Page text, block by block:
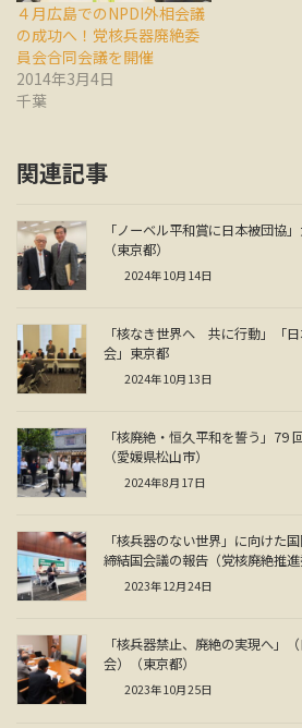
４月広島でのNPDI外相会議
の成功へ！党核兵器廃絶委
員会合同会議を開催
2014年3月4日
千葉
関連記事
「ノーベル平和賞に日本被団協
（東京都）
2024年10月14日
「核なき世界へ 共に行動」「
会」東京都
2024年10月13日
「核廃絶・恒久平和を誓う」79
（愛媛県松山市）
2024年8月17日
「核兵器のない世界」に向けた
締結国会議の報告（党核廃絶推
2023年12月24日
「核兵器禁止、廃絶の実現へ」
会）（東京都）
2023年10月25日